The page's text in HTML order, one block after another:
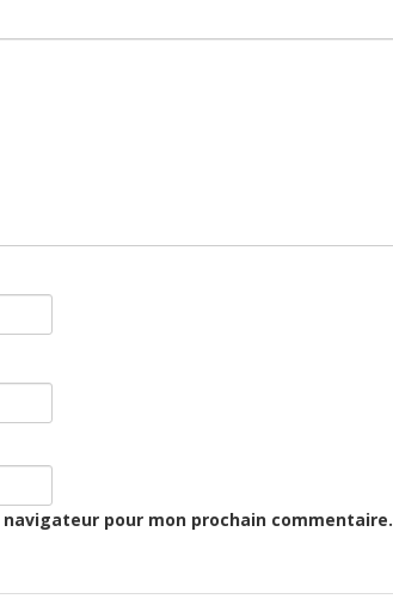
pour mon prochain commentaire.